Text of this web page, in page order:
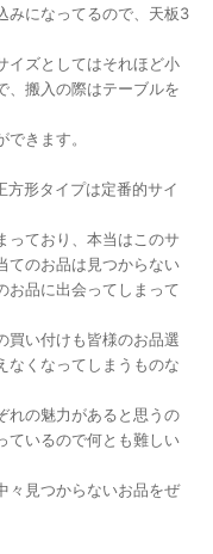
みになってるので、天板3
イズとしてはそれほど小
、搬入の際はテーブルを
きます。
形タイプは定番的サイ
っており、本当はこのサ
てのお品は見つからない
お品に出会ってしまって
買い付けも皆様のお品選
なくなってしまうものな
れの魅力があると思うの
ているので何とも難しい
々見つからないお品をぜ